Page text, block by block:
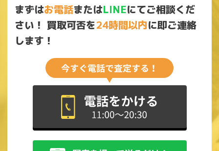
まずはお電話またはLINEにてご相談くだ
さい！ 買取可否を24時間以内に即ご連絡
します！